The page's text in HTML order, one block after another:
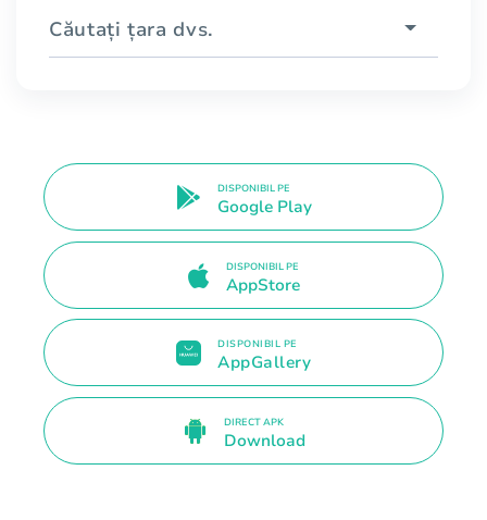
Căutați țara dvs.
DISPONIBIL PE
Google Play
DISPONIBIL PE
AppStore
DISPONIBIL PE
AppGallery
DIRECT APK
Download